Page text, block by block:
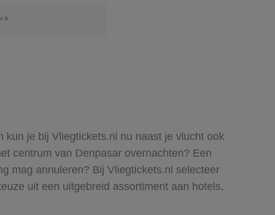
v.a.
je bij Vliegtickets.nl nu naast je vlucht ook
centrum van Denpasar overnachten? Een
mag annuleren? Bij Vliegtickets.nl selecteer
uit een uitgebreid assortiment aan hotels,